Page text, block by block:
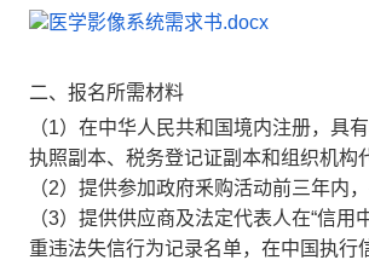
医学影像系统需求书.docx
二、报名所需材料
（1）在中华人民共和国境内注册，具
执照副本、税务登记证副本和组织机构
（2）提供参加政府釆购活动前三年内
（3）提供供应商及法定代表人在“信用
重违法失信行为记录名单，在中国执行